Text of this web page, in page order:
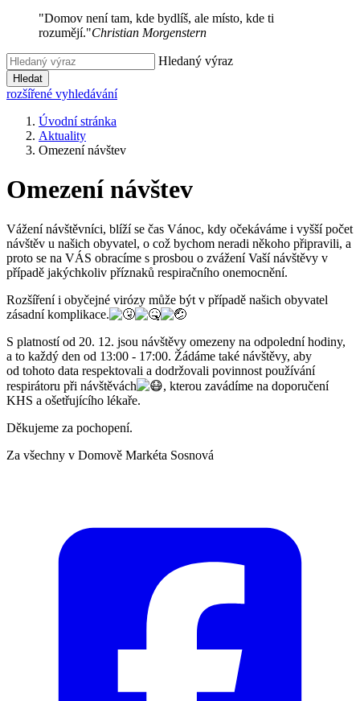
"Domov není tam, kde bydlíš, ale místo, kde ti
rozumějí."Christian Morgenstern
Hledaný výraz
Hledat
rozšířené vyhledávání
Úvodní stránka
Aktuality
Omezení návštev
Omezení návštev
Vážení návštěvníci, blíží se čas Vánoc, kdy očekáváme i vyšší počet
návštěv u našich obyvatel, o což bychom neradi někoho připravili, a
proto se na VÁS obracíme s prosbou o zvážení Vaší návštěvy v
případě jakýchkoliv příznaků respiračního onemocnění.
Rozšíření i obyčejné virózy může být v případě našich obyvatel
zásadní komplikace.
S platností od 20. 12. jsou návštěvy omezeny na odpolední hodiny,
a to každý den od 13:00 - 17:00. Žádáme také návštěvy, aby
od tohoto data respektovali a dodržovali povinnost používání
respirátoru při návštěvách
, kterou zavádíme na doporučení
KHS a ošetřujícího lékaře.
Děkujeme za pochopení.
Za všechny v Domově Markéta Sosnová